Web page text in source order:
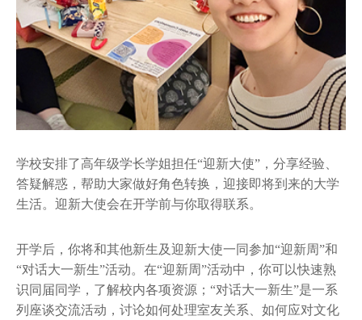
学校安排了高年级学长学姐担任“迎新大使”，分享经验、
答疑解惑，帮助大家做好角色转换，迎接即将到来的大学
生活。迎新大使会在开学前与你取得联系。
开学后，你将和其他新生及迎新大使一同参加“迎新周”和
“对话大一新生”活动。在“迎新周”活动中，你可以快速熟
识同届同学，了解校内各项资源；“对话大一新生”是一系
列座谈交流活动，讨论如何处理室友关系、如何应对文化